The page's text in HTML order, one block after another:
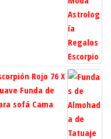
Rojo 76 X
Funda de
sofá Cama